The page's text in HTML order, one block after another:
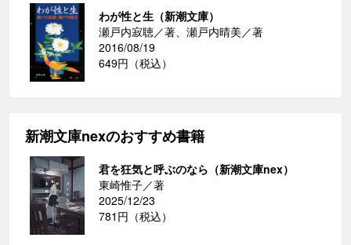
わが性と生（新潮文庫）
瀬戸内寂聴／著、瀬戸内晴美／著
2016/08/19
649円（税込）
新潮文庫nexのおすすめ書籍
君を狂気と呼ぶのなら（新潮文庫nex）
東崎惟子／著
2025/12/23
781円（税込）